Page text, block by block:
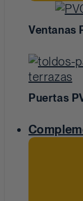
Ventanas
Puertas